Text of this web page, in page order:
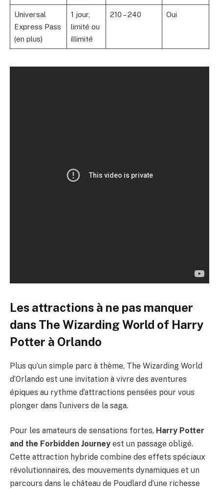
Universal
Express Pass
(en plus)
1 jour,
limité ou
illimité
210 – 240 Oui
Les attractions à ne pas manquer
dans The Wizarding World of Harry
Potter à Orlando
Plus qu’un simple parc à thème, The Wizarding World
d’Orlando est une invitation à vivre des aventures
épiques au rythme d’attractions pensées pour vous
plonger dans l’univers de la saga.
Pour les amateurs de sensations fortes, Harry Potter
and the Forbidden Journey est un passage obligé.
Cette attraction hybride combine des effets spéciaux
révolutionnaires, des mouvements dynamiques et un
parcours dans le château de Poudlard d’une richesse